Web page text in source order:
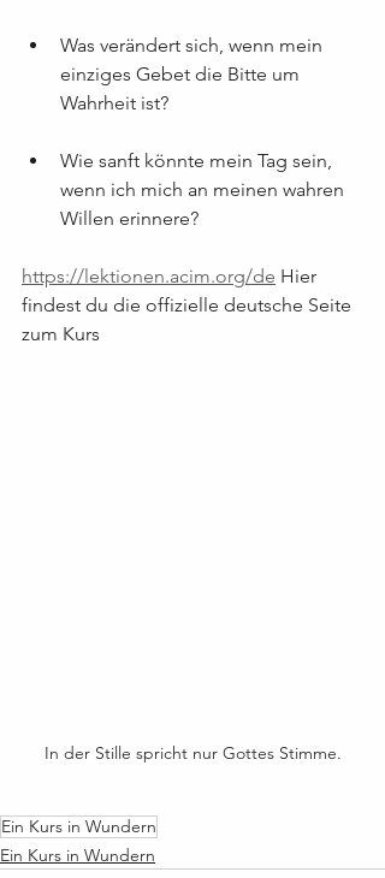
Was verändert sich, wenn mein
einziges Gebet die Bitte um
Wahrheit ist?
Wie sanft könnte mein Tag sein,
wenn ich mich an meinen wahren
Willen erinnere?
https://lektionen.acim.org/de Hier
findest du die offizielle deutsche Seite
zum Kurs
In der Stille spricht nur Gottes Stimme.
Ein Kurs in Wundern
Ein Kurs in Wundern